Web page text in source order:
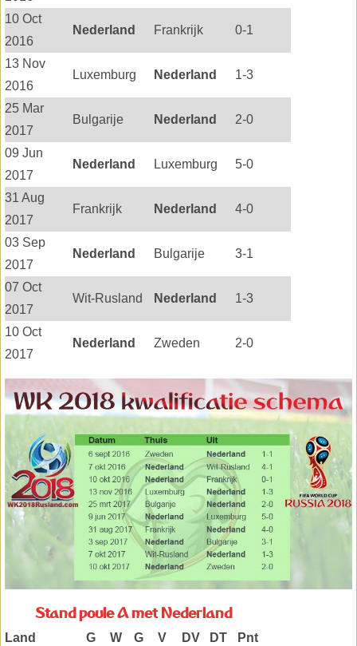
10 Oct
2016
Nederland Frankrijk 0-1
13 Nov
2016
Luxemburg Nederland 1-3
25 Mar
2017
Bulgarije Nederland 2-0
09 Jun
2017
Nederland Luxemburg 5-0
31 Aug
2017
Frankrijk Nederland 4-0
03 Sep
2017
Nederland Bulgarije 3-1
07 Oct
2017
Wit-Rusland Nederland 1-3
10 Oct
2017
Nederland Zweden 2-0
Stand poule A met Nederland
Land G W G V DV DT
Pnt